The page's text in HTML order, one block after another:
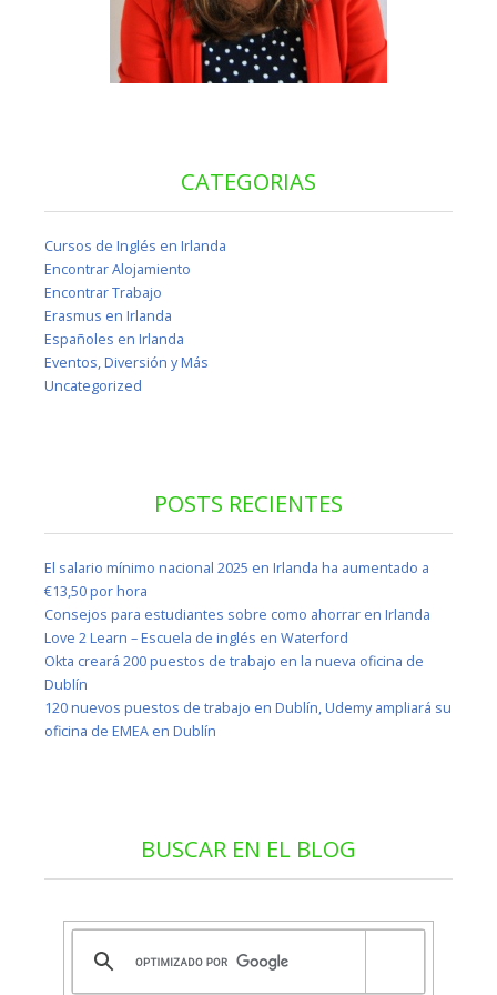
CATEGORIAS
Cursos de Inglés en Irlanda
Encontrar Alojamiento
Encontrar Trabajo
Erasmus en Irlanda
Españoles en Irlanda
Eventos, Diversión y Más
Uncategorized
POSTS RECIENTES
El salario mínimo nacional 2025 en Irlanda ha aumentado a
€13,50 por hora
Consejos para estudiantes sobre como ahorrar en Irlanda
Love 2 Learn – Escuela de inglés en Waterford
Okta creará 200 puestos de trabajo en la nueva oficina de
Dublín
120 nuevos puestos de trabajo en Dublín, Udemy ampliará su
oficina de EMEA en Dublín
BUSCAR EN EL BLOG